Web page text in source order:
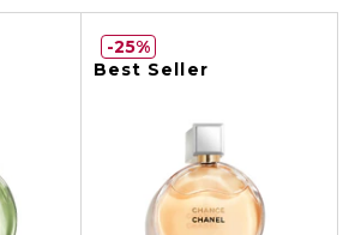
Best Seller
25%